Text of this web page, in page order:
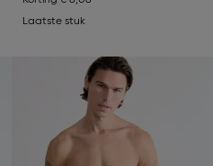
Laatste stuk